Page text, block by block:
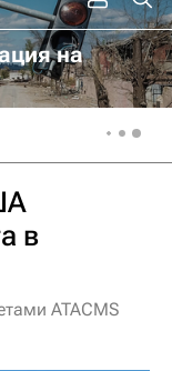
на
в
ATACMS